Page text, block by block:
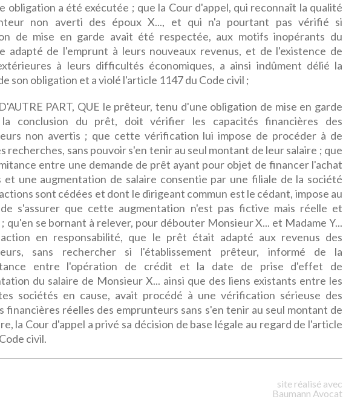
obligation a été exécutée ; que la Cour d'appel, qui reconnaît la qualité
non averti des époux X..., et qui n'a pourtant pas vérifié si
de mise en garde avait été respectée, aux motifs inopérants du
adapté de l'emprunt à leurs nouveaux revenus, et de l'existence de
à leurs difficultés économiques, a ainsi indûment délié la
son obligation et a violé l'article 1147 du Code civil ;
PART, QUE le prêteur, tenu d'une obligation de mise en garde
conclusion du prêt, doit vérifier les capacités financières des
non avertis ; que cette vérification lui impose de procéder à de
recherches, sans pouvoir s'en tenir au seul montant de leur salaire ; que
entre une demande de prêt ayant pour objet de financer l'achat
et une augmentation de salaire consentie par une filiale de la société
sont cédées et dont le dirigeant commun est le cédant, impose au
s'assurer que cette augmentation n'est pas fictive mais réelle et
qu'en se bornant à relever, pour débouter Monsieur X... et Madame Y...
en responsabilité, que le prêt était adapté aux revenus des
sans rechercher si l'établissement prêteur, informé de la
entre l'opération de crédit et la date de prise d'effet de
du salaire de Monsieur X... ainsi que des liens existants entre les
sociétés en cause, avait procédé à une vérification sérieuse des
financières réelles des emprunteurs sans s'en tenir au seul montant de
la Cour d'appel a privé sa décision de base légale au regard de l'article
civil.
site réalisé avec
Baumann Avocat